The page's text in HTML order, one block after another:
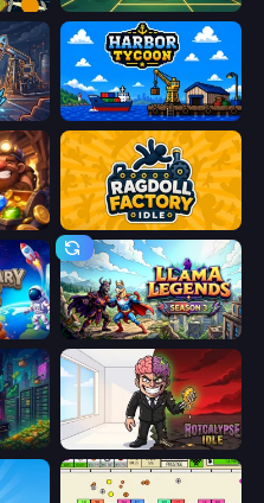
Just One More Roll
Harbor Tycoon
Ragdoll Factory Idle
Llama Legends
Rotcalypse: Idle Incremental